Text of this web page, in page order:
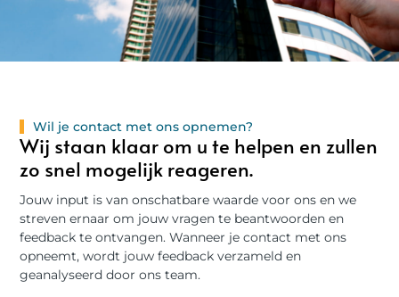
Wil je contact met ons opnemen?
Wij staan klaar om u te helpen en zullen
zo snel mogelijk reageren.
Jouw input is van onschatbare waarde voor ons en we
streven ernaar om jouw vragen te beantwoorden en
feedback te ontvangen. Wanneer je contact met ons
opneemt, wordt jouw feedback verzameld en
geanalyseerd door ons team.